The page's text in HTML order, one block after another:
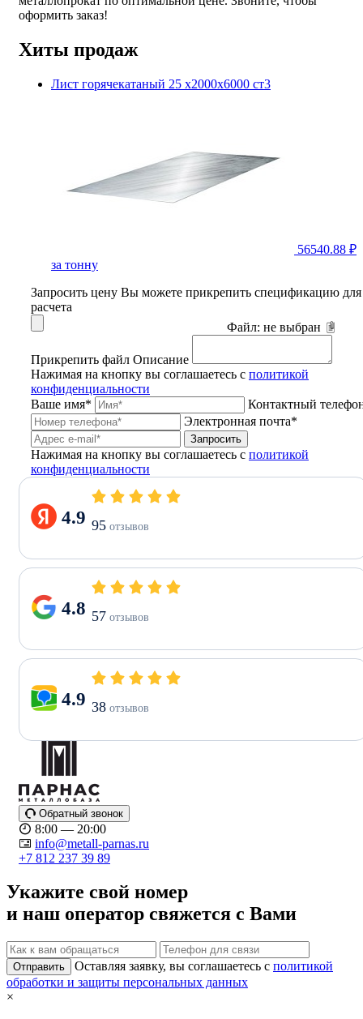
оформить заказ!
Хиты продаж
Лист горячекатаный 25 х2000х6000 ст3
56540.88 ₽
за тонну
Запросить цену Вы можете прикрепить спецификацию для
расчета
Файл: не выбран
Прикрепить файл Описание
Нажимая на кнопку вы соглашаетесь с политикой
конфиденциальности
Ваше имя*
Контактный
Электронная почта*
Запросить
Нажимая на кнопку вы соглашаетесь с политикой
конфиденциальности
4.9 95 отзывов
4.8 57 отзывов
4.9 38 отзывов
Обратный звонок
8:00 — 20:00
info@metall-parnas.ru
+7 812 237 39 89
Укажите свой номер
и наш оператор свяжется с Вами
Отправить Оставляя заявку, вы соглашаетесь с политикой
обработки и защиты персональных данных
×